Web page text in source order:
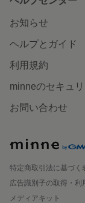
お知らせ
ヘルプとガイド
利用規約
minneのセキュリ
お問い合わせ
特定商取引法に基づく
広告識別子の取得・利
メディアキット